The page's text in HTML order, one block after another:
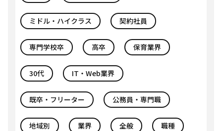
ミドル・ハイクラス 契約社員
専門学校卒 高卒 保育業界
30代 IT・Web業界
既卒・フリーター 公務員・専門職
地域別 業界 全般 職種